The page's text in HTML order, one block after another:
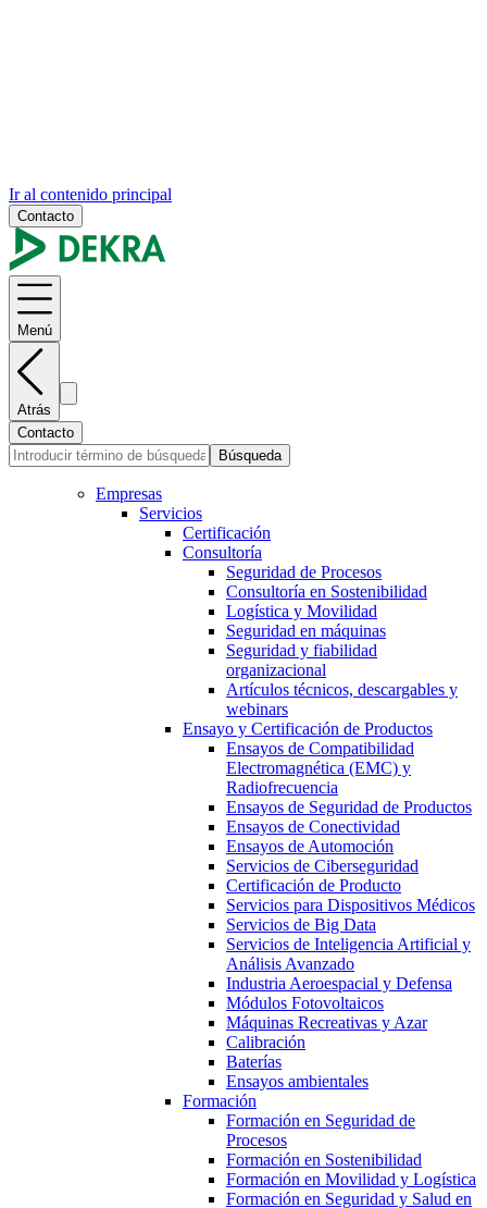
Ir al contenido principal
Contacto
Menú
Atrás
Contacto
Búsqueda
Empresas
Servicios
Certificación
Consultoría
Seguridad de Procesos
Consultoría en Sostenibilidad
Logística y Movilidad
Seguridad en máquinas
Seguridad y fiabilidad
organizacional
Artículos técnicos, descargables y
webinars
Ensayo y Certificación de Productos
Ensayos de Compatibilidad
Electromagnética (EMC) y
Radiofrecuencia
Ensayos de Seguridad de Productos
Ensayos de Conectividad
Ensayos de Automoción
Servicios de Ciberseguridad
Certificación de Producto
Servicios para Dispositivos Médicos
Servicios de Big Data
Servicios de Inteligencia Artificial y
Análisis Avanzado
Industria Aeroespacial y Defensa
Módulos Fotovoltaicos
Máquinas Recreativas y Azar
Calibración
Baterías
Ensayos ambientales
Formación
Formación en Seguridad de
Procesos
Formación en Sostenibilidad
Formación en Movilidad y Logística
Formación en Seguridad y Salud en